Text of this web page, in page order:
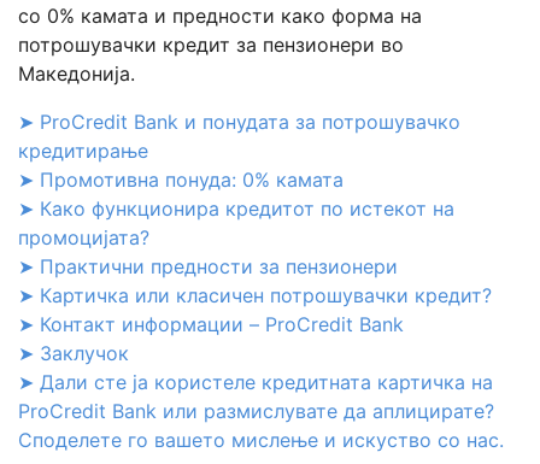
со 0% камата и предности како форма на
потрошувачки кредит за пензионери во
Македонија.
➤ ProCredit Bank и понудата за потрошувачко
кредитирање
➤ Промотивна понуда: 0% камата
➤ Како функционира кредитот по истекот на
промоцијата?
➤ Практични предности за пензионери
➤ Картичка или класичен потрошувачки кредит?
➤ Контакт информации – ProCredit Bank
➤ Заклучок
➤ Дали сте ја користеле кредитната картичка на
ProCredit Bank или размислувате да аплицирате?
Споделете го вашето мислење и искуство со нас.